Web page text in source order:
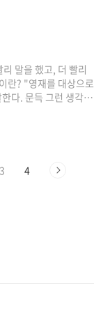
판별 이러한 영재교육
말을 했고, 더 빨리
란? "영재를 대상으로
다. 문득 그런 생각이
발함으로써 영재성이
재교육..
3 4